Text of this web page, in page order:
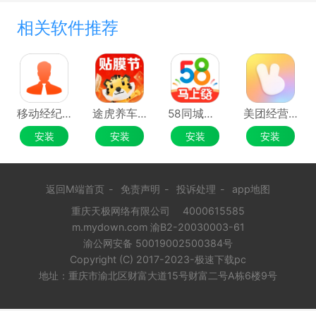
相关软件推荐
移动经纪人应用电脑版
安装
途虎养车应用电脑版
安装
58同城应用电脑版
安装
美团经营宝应用电脑版
安装
返回M端首页 - 免责声明 - 投诉处理 -
app地图
重庆天极网络有限公司
4000615585
m.mydown.com 渝B2-20030003-61
渝公网安备 50019002500384号
Copyright (C) 2017-2023-极速下载pc
地址：重庆市渝北区财富大道15号财富二号A栋6楼9号